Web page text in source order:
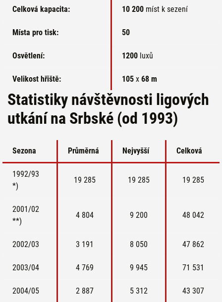
Celková kapacita: 10 200 míst k sezení
Místa pro tisk: 50
Osvětlení: 1200 luxů
Velikost hřiště: 105 x 68 m
Statistiky návštěvnosti ligových
utkání na Srbské (od 1993)
Sezona Průměrná Nejvyšší Celková
1992/93
*)
19 285 19 285 19 285
2001/02
**)
4 804 9 200 48 042
2002/03 3 191 8 050 47 862
2003/04 4 769 9 945 71 531
2004/05 2 887 5 312 43 307